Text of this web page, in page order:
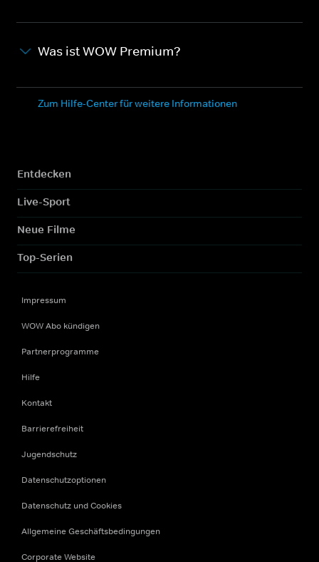
Was ist WOW Premium?
Zum Hilfe-Center für weitere Informationen
Entdecken
Live-Sport
Neue Filme
Top-Serien
Impressum
WOW Abo kündigen
Partnerprogramme
Hilfe
Kontakt
Barrierefreiheit
Jugendschutz
Datenschutzoptionen
Datenschutz und Cookies
Allgemeine Geschäftsbedingungen
Corporate Website